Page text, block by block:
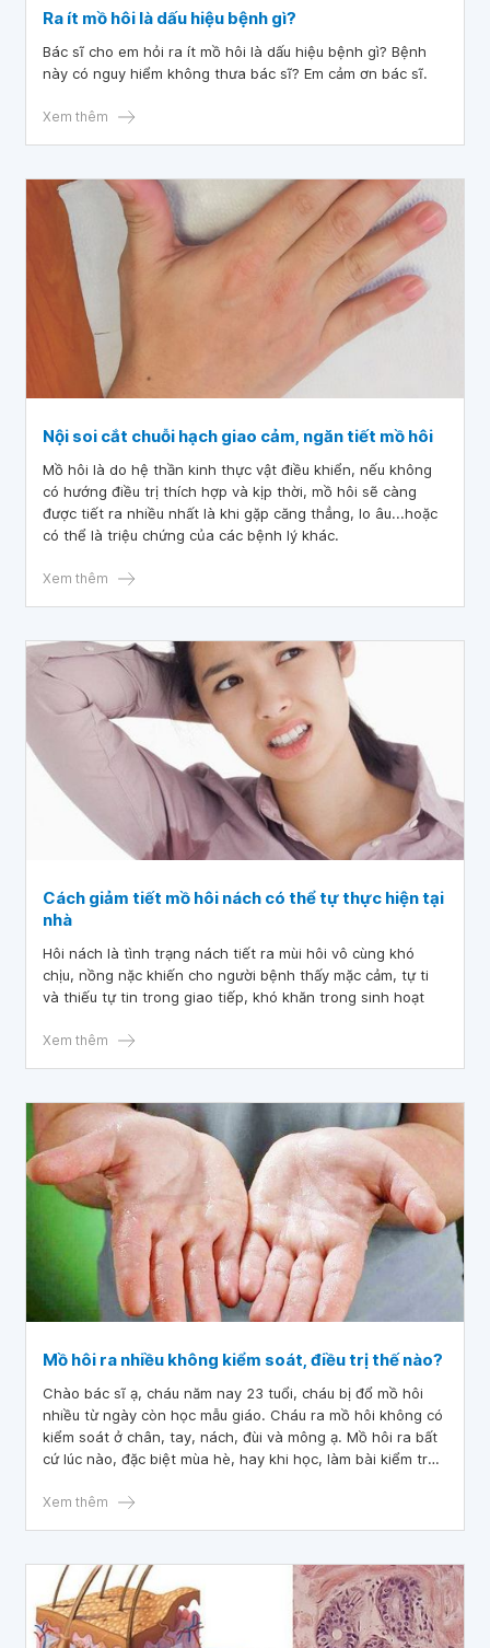
Ra ít mồ hôi là dấu hiệu bệnh gì?
Bác sĩ cho em hỏi ra ít mồ hôi là dấu hiệu bệnh gì? Bệnh
này có nguy hiểm không thưa bác sĩ? Em cảm ơn bác sĩ.
Xem thêm
Nội soi cắt chuỗi hạch giao cảm, ngăn tiết mồ hôi
Mồ hôi là do hệ thần kinh thực vật điều khiển, nếu không
có hướng điều trị thích hợp và kịp thời, mồ hôi sẽ càng
được tiết ra nhiều nhất là khi gặp căng thẳng, lo âu...hoặc
có thể là triệu chứng của các bệnh lý khác.
Xem thêm
Cách giảm tiết mồ hôi nách có thể tự thực hiện tại
nhà
Hôi nách là tình trạng nách tiết ra mùi hôi vô cùng khó
chịu, nồng nặc khiến cho người bệnh thấy mặc cảm, tự ti
và thiếu tự tin trong giao tiếp, khó khăn trong sinh hoạt
Xem thêm
Mồ hôi ra nhiều không kiểm soát, điều trị thế nào?
Chào bác sĩ ạ, cháu năm nay 23 tuổi, cháu bị đổ mồ hôi
nhiều từ ngày còn học mẫu giáo. Cháu ra mồ hôi không có
kiểm soát ở chân, tay, nách, đùi và mông ạ. Mồ hôi ra bất
cứ lúc nào, đặc biệt mùa hè, hay khi học, làm bài kiểm tra,
nhiều. Vậy bác sĩ cho cháu hỏi có thuốc nào hay cách nào
Xem thêm